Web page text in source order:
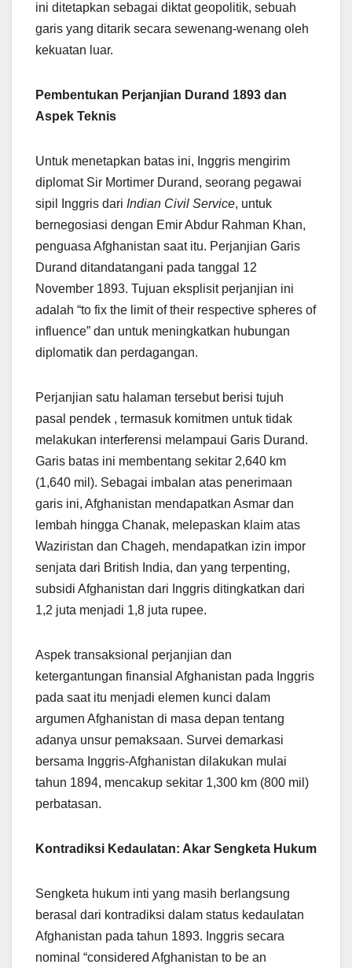
ini ditetapkan sebagai diktat geopolitik, sebuah
garis yang ditarik secara sewenang-wenang oleh
kekuatan luar.
Pembentukan Perjanjian Durand 1893 dan
Aspek Teknis
Untuk menetapkan batas ini, Inggris mengirim
diplomat Sir Mortimer Durand, seorang pegawai
sipil Inggris dari Indian Civil Service, untuk
bernegosiasi dengan Emir Abdur Rahman Khan,
penguasa Afghanistan saat itu. Perjanjian Garis
Durand ditandatangani pada tanggal 12
November 1893. Tujuan eksplisit perjanjian ini
adalah “to fix the limit of their respective spheres of
influence” dan untuk meningkatkan hubungan
diplomatik dan perdagangan.
Perjanjian satu halaman tersebut berisi tujuh
pasal pendek , termasuk komitmen untuk tidak
melakukan interferensi melampaui Garis Durand.
Garis batas ini membentang sekitar 2,640 km
(1,640 mil). Sebagai imbalan atas penerimaan
garis ini, Afghanistan mendapatkan Asmar dan
lembah hingga Chanak, melepaskan klaim atas
Waziristan dan Chageh, mendapatkan izin impor
senjata dari British India, dan yang terpenting,
subsidi Afghanistan dari Inggris ditingkatkan dari
1,2 juta menjadi 1,8 juta rupee.
Aspek transaksional perjanjian dan
ketergantungan finansial Afghanistan pada Inggris
pada saat itu menjadi elemen kunci dalam
argumen Afghanistan di masa depan tentang
adanya unsur pemaksaan. Survei demarkasi
bersama Inggris-Afghanistan dilakukan mulai
tahun 1894, mencakup sekitar 1,300 km (800 mil)
perbatasan.
Kontradiksi Kedaulatan: Akar Sengketa Hukum
Sengketa hukum inti yang masih berlangsung
berasal dari kontradiksi dalam status kedaulatan
Afghanistan pada tahun 1893. Inggris secara
nominal “considered Afghanistan to be an